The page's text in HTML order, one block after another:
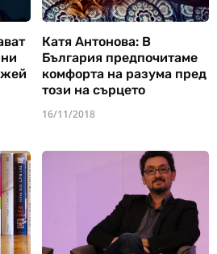
Катя Антонова: В
България предпочитаме
комфорта на разума пред
този на сърцето
16/11/2018